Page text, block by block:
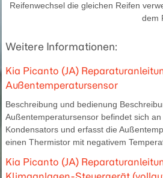
Reifenwechsel die gleichen Reifen
dem
Weitere Informationen:
Kia Picanto (JA)
Außentemperatursensor
Beschreibung und bedienung
Außentemperatursensor befindet sich
Kondensators und erfasst die
einen Thermistor mit negativem
Kia Picanto (JA)